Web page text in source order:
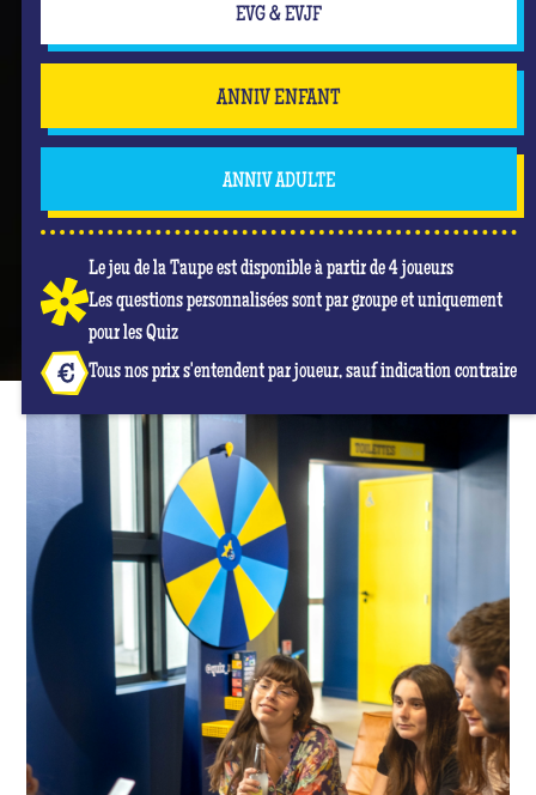
EVG & EVJF
ANNIV ENFANT
ANNIV ADULTE
Le jeu de la Taupe est disponible à partir de 4 joueurs
Les questions personnalisées sont par groupe et uniquement
pour les Quiz
Tous nos prix s'entendent par joueur, sauf indication contraire